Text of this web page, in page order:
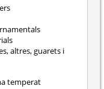
altres, guarets i
temperat